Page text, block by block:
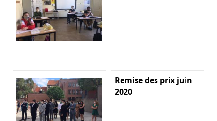
Remise des prix juin
2020